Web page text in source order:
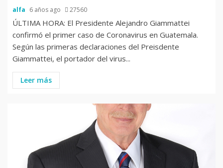
alfa 6 años ago 27560
ÚLTIMA HORA: El Presidente Alejandro Giammattei
confirmó el primer caso de Coronavirus en Guatemala.
Según las primeras declaraciones del Preisdente
Giammattei, el portador del virus...
Leer más